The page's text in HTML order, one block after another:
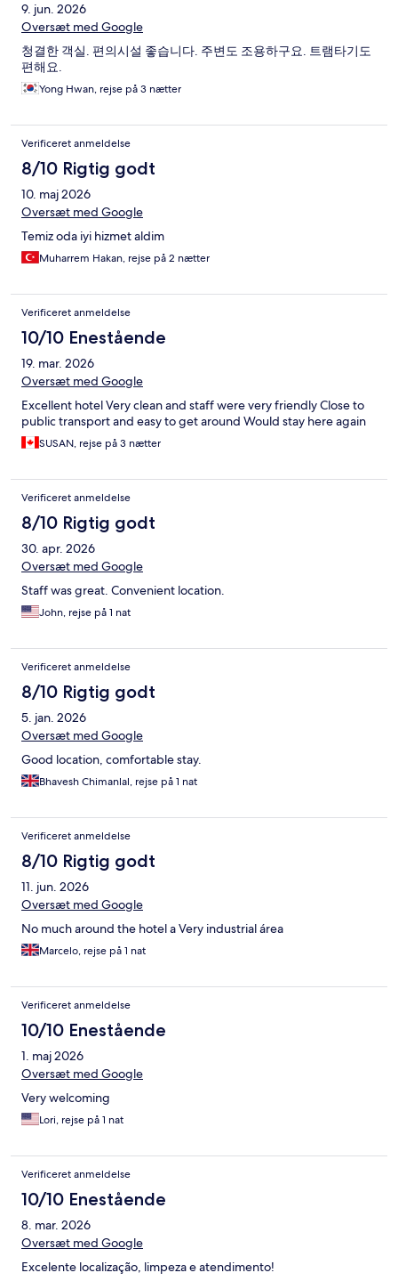
9. jun. 2026
Oversæt med Google
청결한 객실. 편의시설 좋습니다. 주변도 조용하구요. 트램타기도
편해요.
Yong Hwan, rejse på 3 nætter
Verificeret anmeldelse
8/10 Rigtig godt
10. maj 2026
Oversæt med Google
Temiz oda iyi hizmet aldim
Muharrem Hakan, rejse på 2 nætter
Verificeret anmeldelse
10/10 Enestående
19. mar. 2026
Oversæt med Google
Excellent hotel Very clean and staff were very friendly Close to
public transport and easy to get around Would stay here again
SUSAN, rejse på 3 nætter
Verificeret anmeldelse
8/10 Rigtig godt
30. apr. 2026
Oversæt med Google
Staff was great. Convenient location.
John, rejse på 1 nat
Verificeret anmeldelse
8/10 Rigtig godt
5. jan. 2026
Oversæt med Google
Good location, comfortable stay.
Bhavesh Chimanlal, rejse på 1 nat
Verificeret anmeldelse
8/10 Rigtig godt
11. jun. 2026
Oversæt med Google
No much around the hotel a Very industrial área
Marcelo, rejse på 1 nat
Verificeret anmeldelse
10/10 Enestående
1. maj 2026
Oversæt med Google
Very welcoming
Lori, rejse på 1 nat
Verificeret anmeldelse
10/10 Enestående
8. mar. 2026
Oversæt med Google
Excelente localização, limpeza e atendimento!